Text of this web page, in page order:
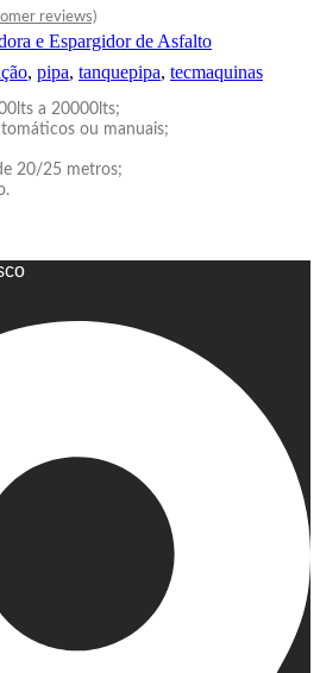
reviews)
e Espargidor de Asfalto
, pipa, tanquepipa, tecmaquinas
a 20000lts;
ou manuais;
20/25 metros;